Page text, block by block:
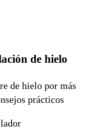
de hielo
de hielo por más
prácticos